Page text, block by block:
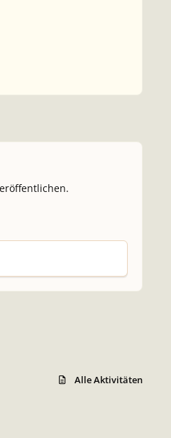
Alle Aktivitäten